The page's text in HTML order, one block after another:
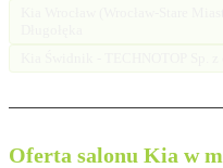
Oferta salonu Kia w